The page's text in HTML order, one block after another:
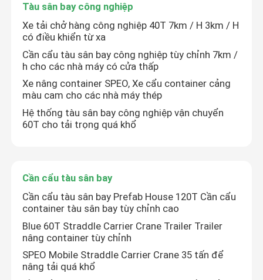
Tàu sân bay công nghiệp
Xe tải chở hàng công nghiệp 40T 7km / H 3km / H
có điều khiển từ xa
Cần cẩu tàu sân bay công nghiệp tùy chỉnh 7km /
h cho các nhà máy có cửa thấp
Xe nâng container SPEO, Xe cẩu container cảng
màu cam cho các nhà máy thép
Hệ thống tàu sân bay công nghiệp vận chuyển
60T cho tải trọng quá khổ
Cần cẩu tàu sân bay
Cần cẩu tàu sân bay Prefab House 120T Cần cẩu
container tàu sân bay tùy chỉnh cao
Blue 60T Straddle Carrier Crane Trailer Trailer
nâng container tùy chỉnh
SPEO Mobile Straddle Carrier Crane 35 tấn để
nâng tải quá khổ